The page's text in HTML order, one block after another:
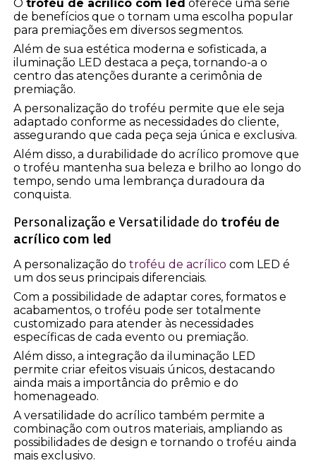
Otroféu de acrílico com led oferece uma série
de benefícios que o tornam uma escolha popular
para premiações em diversos segmentos.
Além de sua estética moderna e sofisticada, a
iluminação LED destaca a peça, tornando-a o
centro das atenções durante a cerimônia de
premiação.
A personalização do troféu permite que ele seja
adaptado conforme as necessidades do cliente,
assegurando que cada peça seja única e exclusiva.
Além disso, a durabilidade do acrílico promove que
o troféu mantenha sua beleza e brilho ao longo do
tempo, sendo uma lembrança duradoura da
conquista.
Personalização e Versatilidade do troféu de
acrílico com led
A personalização dotroféu de acrílico com LED é
um dos seus principais diferenciais.
Com a possibilidade de adaptar cores, formatos e
acabamentos, o troféu pode ser totalmente
customizado para atender às necessidades
específicas de cada evento ou premiação.
Além disso, a integração da iluminação LED
permite criar efeitos visuais únicos, destacando
ainda mais a importância do prêmio e do
homenageado.
A versatilidade do acrílico também permite a
combinação com outros materiais, ampliando as
possibilidades de design e tornando o troféu ainda
mais exclusivo.